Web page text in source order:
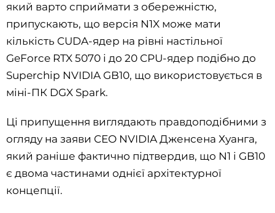
який варто сприймати з обережністю,
припускають, що версія N1X може мати
кількість CUDA-ядер на рівні настільної
GeForce RTX 5070 і до 20 CPU-ядер подібно до
Superchip NVIDIA GB10, що використовується в
міні-ПК DGX Spark.
Ці припущення виглядають правдоподібними з
огляду на заяви CEO NVIDIA Дженсена Хуанга,
який раніше фактично підтвердив, що N1 і GB10
є двома частинами однієї архітектурної
концепції.